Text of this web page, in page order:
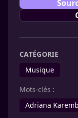
CATÉGORIE
Musique
Mots-clés :
Adriana